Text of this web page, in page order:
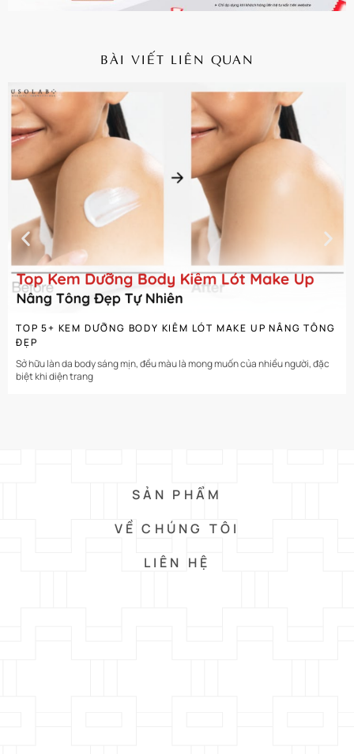
BÀI VIẾT LIÊN QUAN
TOP 5+ KEM DƯỠNG BODY KIÊM LÓT MAKE UP NÂNG TÔNG
ĐẸP
Sở hữu làn da body sáng mịn, đều màu là mong muốn của nhiều người, đặc
biệt khi diện trang
SẢN PHẨM
VỀ CHÚNG TÔI
LIÊN HỆ